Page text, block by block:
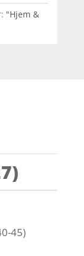
"Hjem &
45)